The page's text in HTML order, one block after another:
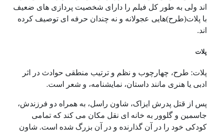
اند ولی به طور کل فیلم را دارای شخصیت پردازی های ضعیف
با پلات(طرح)هایی عجولانه و نه چندان حرفه ای توصیف کرده
اند.
پلات
پلات: طرح، چهارچوب و نظم و ترتیب منطقی حوادث در اثر
ادبی یا هنری مانند داستان، نمایشنامه، و شعر است.
پس از قتل پدرش ایزاک، شاون راسل، به همراه دو فرزندش،
جاسمین و گلوور به خانه ای نقل مکان می کند که تمامی
کودکی خود را در آن گذارنده و در آن بزرگ شده است. شاون